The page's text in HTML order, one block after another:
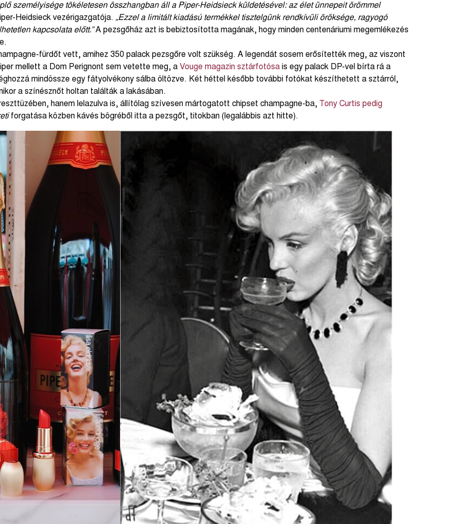
személyisége tökéletesen összhangban áll a Piper-Heidsieck küldetésével: az élet ünnepeit örömmel
Heidsieck vezérigazgatója. „Ezzel a limitált kiadású termékkel tisztelgünk rendkívüli öröksége, ragyogó
kapcsolata előtt.”A pezsgőház azt is bebiztosította magának, hogy minden centenáriumi megemlékezés
fürdőt vett, amihez 350 palack pezsgőre volt szükség. A legendát sosem erősítették meg, az viszont
mellett a Dom Perignont sem vetette meg, a Vouge magazin sztárfotósa is egy palack DP-vel bírta rá a
mindössze egy fátyolvékony sálba öltözve. Két héttel később további fotókat készíthetett a sztárról,
a színésznőt holtan találták a lakásában.
hanem lelazulva is, állítólag szívesen mártogatott chipset champagne-ba,
Tony Curtis pedig
forgatása közben kávés bögréből itta a pezsgőt, titokban (legalábbis azt hitte).